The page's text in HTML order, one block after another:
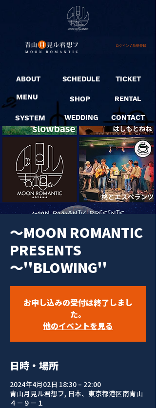
ログイン / 新規登録
ABOUT
MENU
SYSTEM
SCHEDULE
SHOP
WEDDING
TICKET
RENTAL
CONTACT
～MOON ROMANTIC
PRESENTS
～''BLOWING''
お申し込みの受付は終了しまし
た。
他のイベントを見る
日時・場所
2024年4月02日 18:30 – 22:00
青山月見ル君想フ, 日本、東京都港区南青山
４−９−１